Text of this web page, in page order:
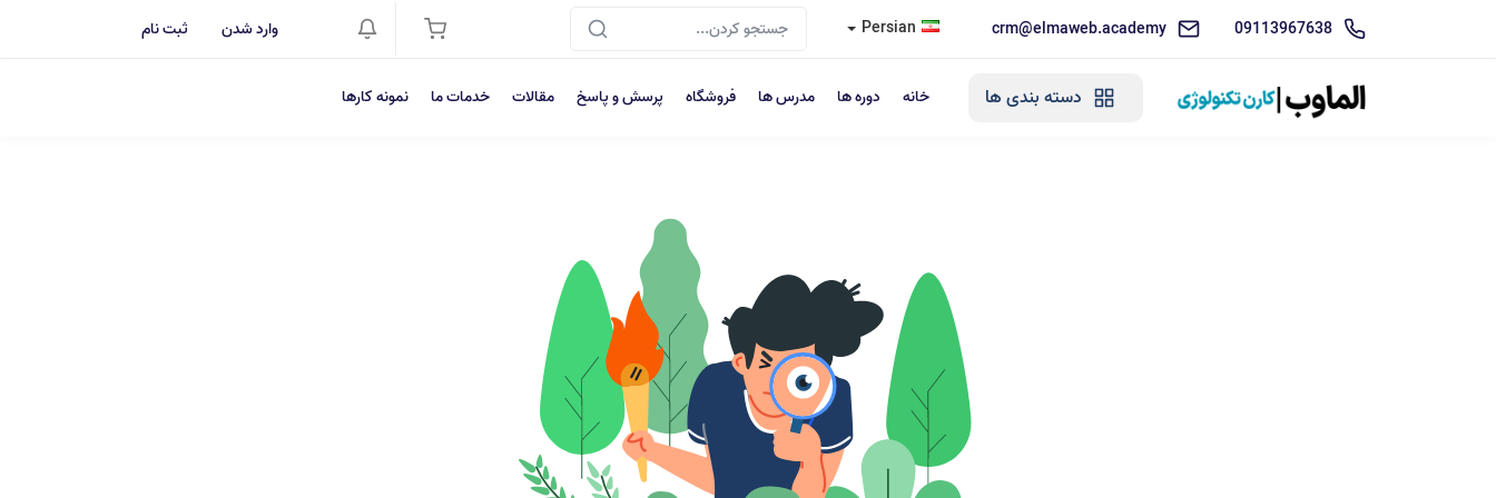
09113967638
crm@elmaweb.academy
Persian وارد شدن ثبت نام
دسته بندی ها خانه دوره ها مدرس ها فروشگاه پرسش و پاسخ مقالات خدمات ما نمونه کارها